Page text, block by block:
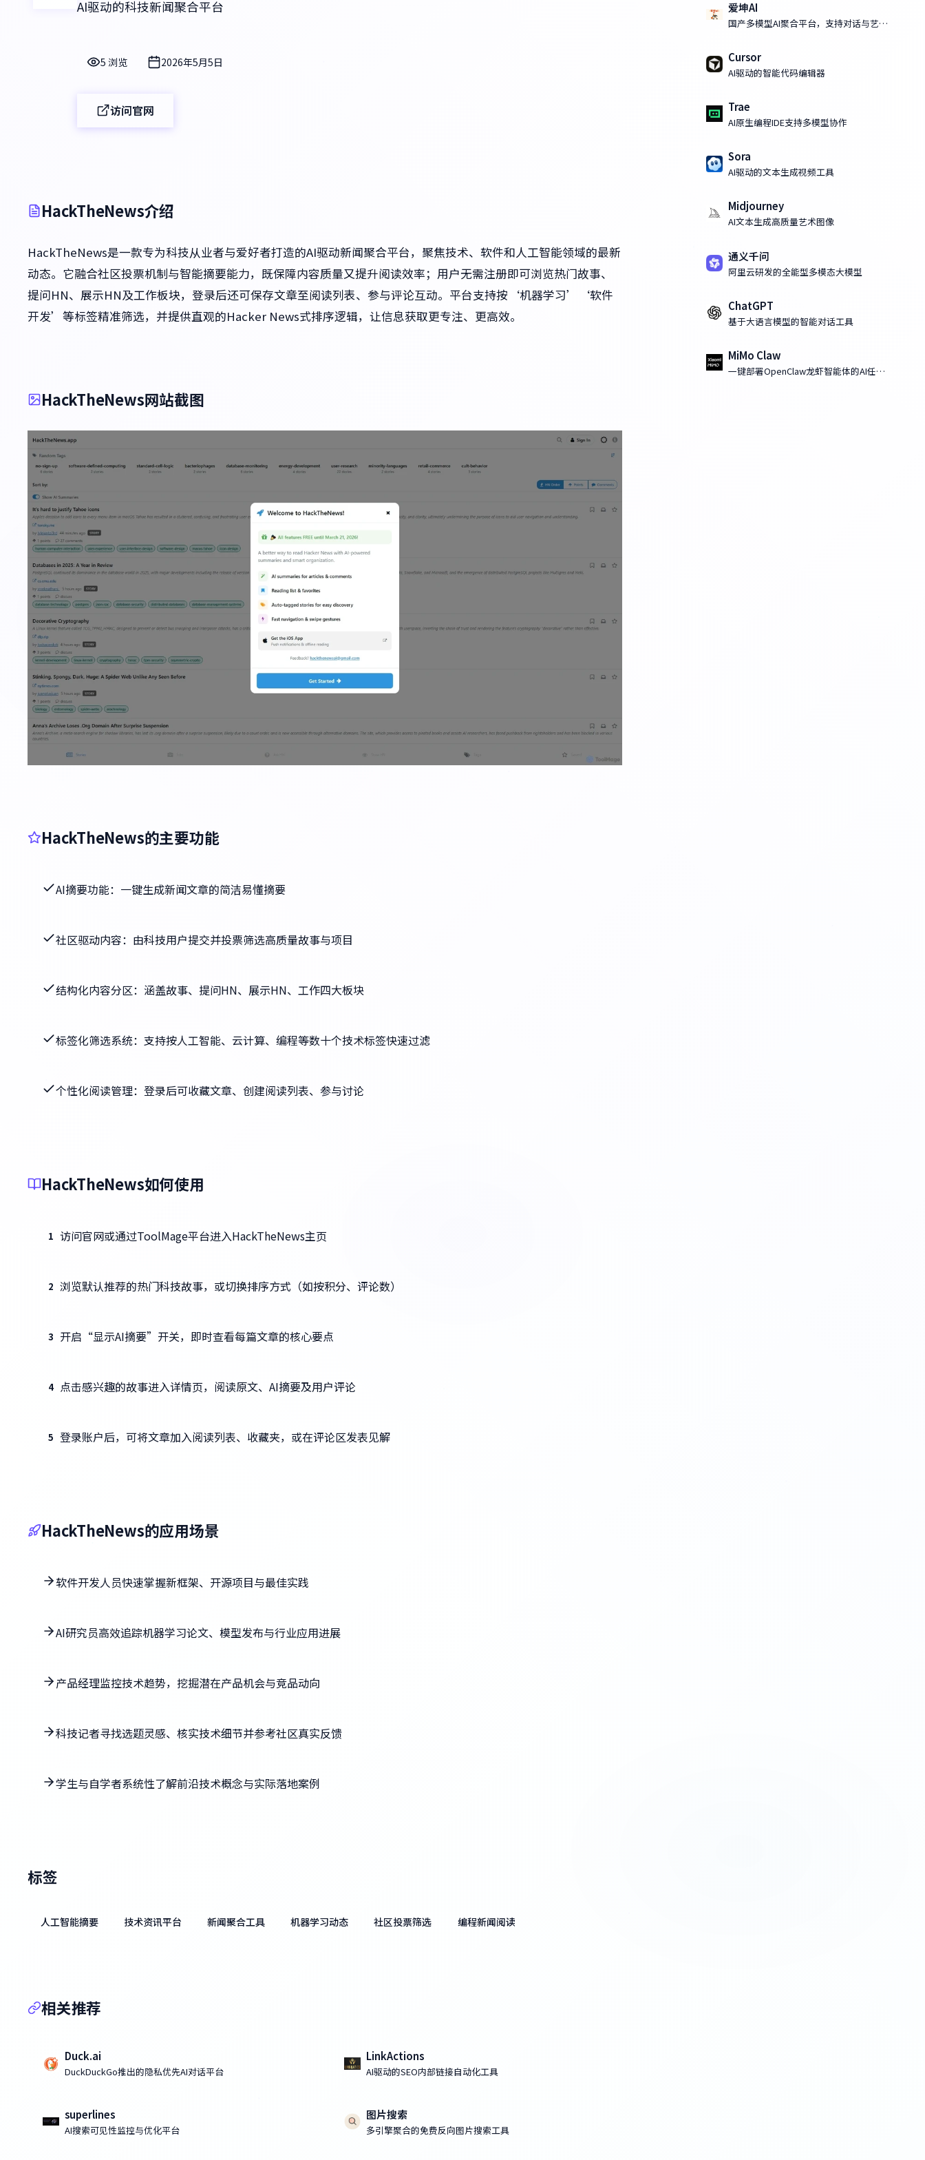
AI驱动的科技新闻聚合平台
5 浏览 2026年5月5日
访问官网
HackTheNews介绍
HackTheNews是一款专为科技从业者与爱好者打造的AI驱动新闻聚合平台，聚焦技术、软件和人工智能领域的最新
动态。它融合社区投票机制与智能摘要能力，既保障内容质量又提升阅读效率；用户无需注册即可浏览热门故事、
提问HN、展示HN及工作板块，登录后还可保存文章至阅读列表、参与评论互动。平台支持按‘机器学习’‘软件
开发’等标签精准筛选，并提供直观的Hacker News式排序逻辑，让信息获取更专注、更高效。
HackTheNews网站截图
HackTheNews的主要功能
AI摘要功能：一键生成新闻文章的简洁易懂摘要
社区驱动内容：由科技用户提交并投票筛选高质量故事与项目
结构化内容分区：涵盖故事、提问HN、展示HN、工作四大板块
标签化筛选系统：支持按人工智能、云计算、编程等数十个技术标签快速过滤
个性化阅读管理：登录后可收藏文章、创建阅读列表、参与讨论
HackTheNews如何使用
1 访问官网或通过ToolMage平台进入HackTheNews主页
2 浏览默认推荐的热门科技故事，或切换排序方式（如按积分、评论数）
3 开启“显示AI摘要”开关，即时查看每篇文章的核心要点
4 点击感兴趣的故事进入详情页，阅读原文、AI摘要及用户评论
5 登录账户后，可将文章加入阅读列表、收藏夹，或在评论区发表见解
HackTheNews的应用场景
软件开发人员快速掌握新框架、开源项目与最佳实践
AI研究员高效追踪机器学习论文、模型发布与行业应用进展
产品经理监控技术趋势，挖掘潜在产品机会与竞品动向
科技记者寻找选题灵感、核实技术细节并参考社区真实反馈
学生与自学者系统性了解前沿技术概念与实际落地案例
标签
人工智能摘要 技术资讯平台 新闻聚合工具 机器学习动态 社区投票筛选 编程新闻阅读
相关推荐
Duck.ai
DuckDuckGo推出的隐私优先AI对话平台
LinkActions
AI驱动的SEO内部链接自动化工具
superlines
AI搜索可见性监控与优化平台
图片搜索
多引擎聚合的免费反向图片搜索工具
爱坤AI
国产多模型AI聚合平台，支持对话与艺术
Cursor
AI驱动的智能代码编辑器
Trae
AI原生编程IDE支持多模型协作
Sora
AI驱动的文本生成视频工具
Midjourney
AI文本生成高质量艺术图像
通义千问
阿里云研发的全能型多模态大模型
ChatGPT
基于大语言模型的智能对话工具
MiMo Claw
一键部署OpenClaw龙虾智能体的AI任务